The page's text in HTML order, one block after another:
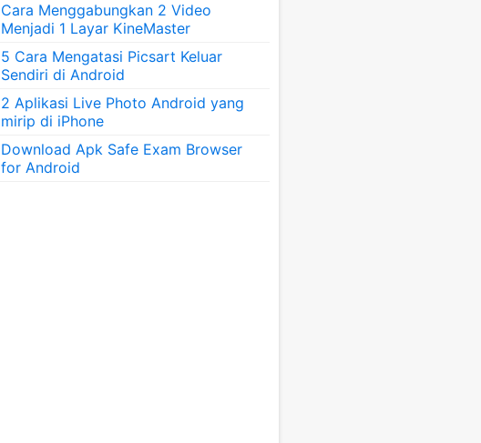
Cara Menggabungkan 2 Video
Menjadi 1 Layar KineMaster
5 Cara Mengatasi Picsart Keluar
Sendiri di Android
2 Aplikasi Live Photo Android yang
mirip di iPhone
Download Apk Safe Exam Browser
for Android